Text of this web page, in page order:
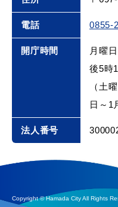
ごみ・リサイクル
各種相談窓口
防災・消防
電話 0855-
開庁時間
月曜
後5時
（土
日～1
法人番号
Copyright © Hamada City All Rights